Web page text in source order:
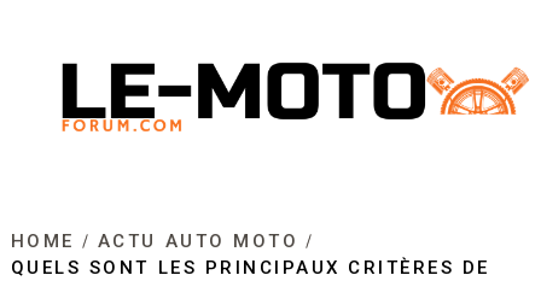
HOME
ACTU AUTO MOTO
QUELS SONT LES PRINCIPAUX CRITÈRES DE